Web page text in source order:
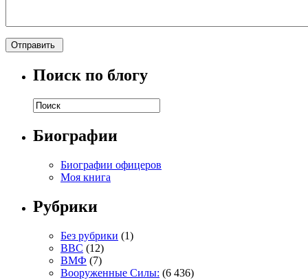
Поиск по блогу
Биографии
Биографии офицеров
Моя книга
Рубрики
Без рубрики (1)
ВВС (12)
ВМФ (7)
Вооруженные Силы: (6 436)